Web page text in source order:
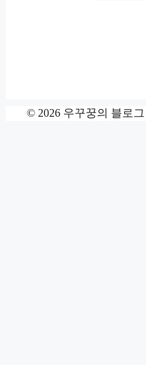
© 2026 우꾸꿍의 블로그